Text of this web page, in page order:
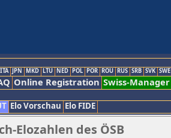
ITA JPN MKD LTU NED POL POR ROU RUS SRB SVK SWE
Online Registration Swiss-Manager
Elo Vorschau Elo FIDE
Elozahlen des ÖSB